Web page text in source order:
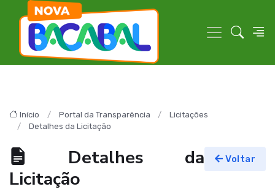
Início Portal da Transparência
Licitações
Detalhes da Licitação
Voltar
Detalhes da
Licitação